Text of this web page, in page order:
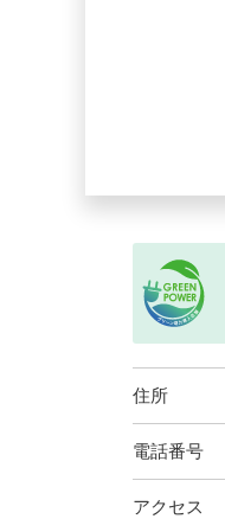
住所
電話番号
アクセス